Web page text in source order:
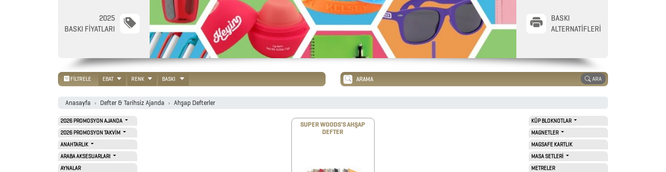
AKSESUARLARI
2025
BASKI FİYATLARI
BASKI
ALTERNATİFLERİ
FİLTRELE EBAT RENK BASKI ARA
Anasayfa Defter & Tarihsiz Ajanda Ahşap Defterler
2026 PROMOSYON AJANDA
2026 PROMOSYON TAKVİM
ANAHTARLIK
ARABA AKSESUARLARI
AYNALAR
SUPER WOODS'S AHŞAP
DEFTER
KÜP BLOKNOTLAR
MAGNETLER
MAGSAFE KARTLIK
MASA SETLERİ
METRELER